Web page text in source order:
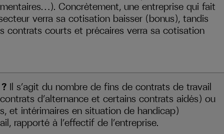
Concrètement, une entreprise qui fait
verra sa cotisation baisser (bonus), tandis
contrats courts et précaires verra sa cotisation
Il s’agit du nombre de fins de contrats de travail
d’alternance et certains contrats aidés) ou
et intérimaires en situation de handicap)
rapporté à l’effectif de l’entreprise.